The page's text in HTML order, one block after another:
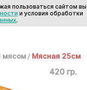
мясом / Мясная 25см
420 гр.
пользоваться сайтом вы
и условия обработки
.